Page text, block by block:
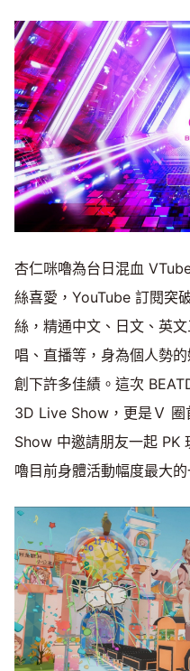
杏仁咪嚕為台日混血
絲喜愛，YouTube 訂閱突
絲，精通中文、日文、英
唱、直播等，身為個人勢
創下許多佳績。這次
3D Live Show，更是Ｖ
Show 中邀請朋友一起 PK
嚕目前身體活動幅度最大的